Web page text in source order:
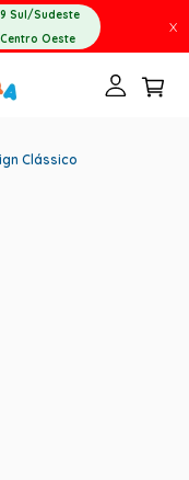
Sul/Sudeste
Oeste
X
Clássico